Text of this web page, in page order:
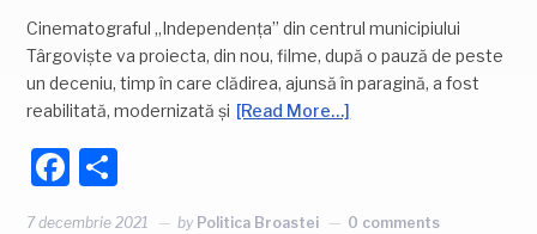
Cinematograful „Independența” din centrul municipiului
Târgoviște va proiecta, din nou, filme, după o pauză de peste
un deceniu, timp în care clădirea, ajunsă în paragină, a fost
reabilitată, modernizată și [Read More…]
Facebook
7 decembrie 2021 by Politica Broastei 0 comments